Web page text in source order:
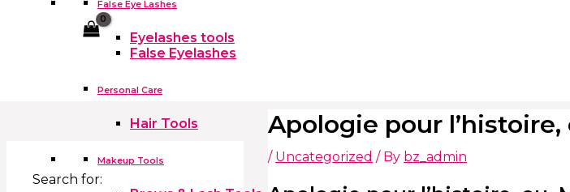
False Eye Lashes
Eyelashes tools
False Eyelashes
Personal Care
Hair Tools
Makeup Tools
Search for:
Apologie pour
/ Uncategorized / By bz_admin